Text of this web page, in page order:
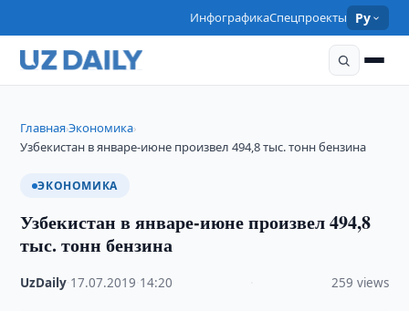
ИнфографикаСпецпроекты Ру
Главная›Экономика›
Узбекистан в январе-июне произвел 494,8 тыс. тонн бензина
ЭКОНОМИКА
Узбекистан в январе-июне произвел 494,8
тыс. тонн бензина
UzDaily 17.07.2019 14:20 259 views